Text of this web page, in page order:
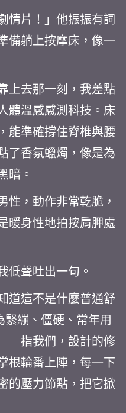
情片！」他振振有詞
備躺上按摩床，像一
上去那一刻，我差點
體溫感感測科技。床
能準確撐住脊椎與腰
了香氛蠟燭，像是為
暗。
性，動作非常乾脆，
暖身性地拍按肩胛處
低聲吐出一句。
道這不是什麼普通舒
繃、僵硬、常年用
指我們，設計的修
根輪番上陣，每一下
的壓力節點，把它掀